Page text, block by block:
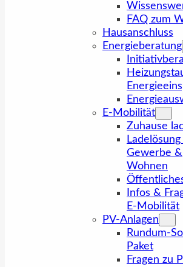
FAQ zum
Hausanschluss
Energieberatung
E-Mobilität
Zuhause
Gewerbe &
Wohnen
Infos &
E-Mobilität
PV-Anlagen
Rundum-
Paket
Fragen zu